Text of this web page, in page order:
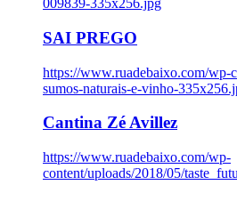
009839-335x256.jpg
SAI PREGO
https://www.ruadebaixo.com/wp-
sumos-naturais-e-vinho-
Cantina Zé Avillez
https://www.ruadebaixo.com/wp-
content/uploads/2018/05/